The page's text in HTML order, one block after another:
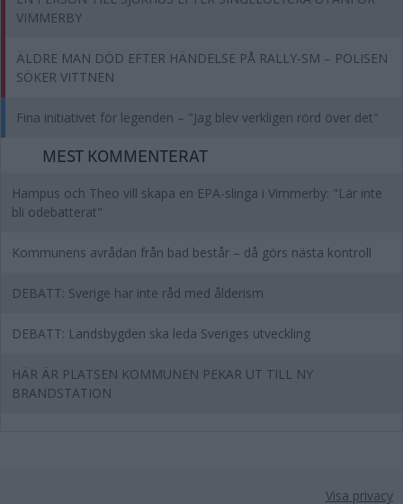
VIMMERBY
ÄLDRE MAN DÖD EFTER HÄNDELSE PÅ RALLY-SM – POLISEN
SÖKER VITTNEN
Fina initiativet för legenden – "Jag blev verkligen rörd över det"
MEST KOMMENTERAT
Hampus och Theo vill skapa en EPA-slinga i Vimmerby: "Lär inte
bli odebatterat"
Kommunens avrådan från bad består – då görs nästa kontroll
DEBATT: Sverige har inte råd med ålderism
DEBATT: Landsbygden ska leda Sveriges utveckling
HÄR ÄR PLATSEN KOMMUNEN PEKAR UT TILL NY
BRANDSTATION
Visa privacy